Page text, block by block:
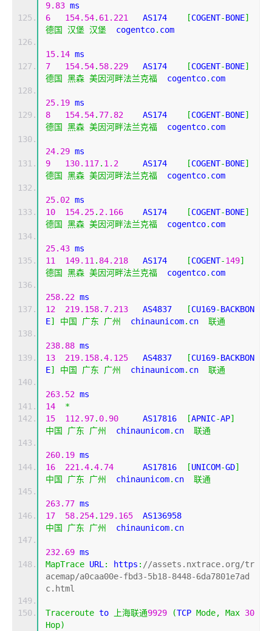
9.83 ms
6
154.54. 61.221
   AS174
[COGENT-BONE]
德国
汉堡 汉堡
  cogentco
. com
15.14 ms
7
154.54. 58.229
   AS174
[COGENT-BONE]
德国
黑森 美因河畔法兰克福
  cogentco
. com
25.19 ms
8
154.54. 77.82
    AS174
[COGENT-BONE]
德国
黑森 美因河畔法兰克福
  cogentco
. com
24.29 ms
9
130.117. 1.2
     AS174
[COGENT-BONE]
德国
黑森 美因河畔法兰克福
  cogentco
. com
25.02 ms
10
154.25. 2.166
    AS174
[COGENT-BONE]
德国
黑森 美因河畔法兰克福
  cogentco
. com
25.43 ms
11
149.11 . 84.218
   AS174
[COGENT-149]
德国
黑森 美因河畔法兰克福
  cogentco
. com
258.22 ms
12
219.158. 7.213
   AS4837
[CU169-BACKBON
E] 中国 广东 广州
  chinaunicom
. cn 联通
238.88 ms
13
219.158.4.125
   AS4837
[CU169-BACKBON
E] 中国 广东 广州
  chinaunicom
. cn 联通
263.52 ms
14
*
15
112.97. 0.90
     AS17816
[APNIC-AP]
中国
广东 广州
  chinaunicom
. cn 联通
260.19 ms
16
221.4.4.74
      AS17816
[UNICOM-GD]
中国
广东 广州
  chinaunicom
. cn 联通
263.77 ms
17
58.254. 129.165
中国
广东 广州
  chinaunicom
. cn
232.69 ms
MapTrace URL : https : //assets.nxtrace.org/tr
acemap/a0caa00e-fbd3-5b18-8448-6da7801e7ad
c.html
Traceroute to 上海联通9929 (TCP Mode, Max 30
Hop)